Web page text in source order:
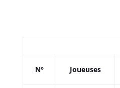
N° Joueuses